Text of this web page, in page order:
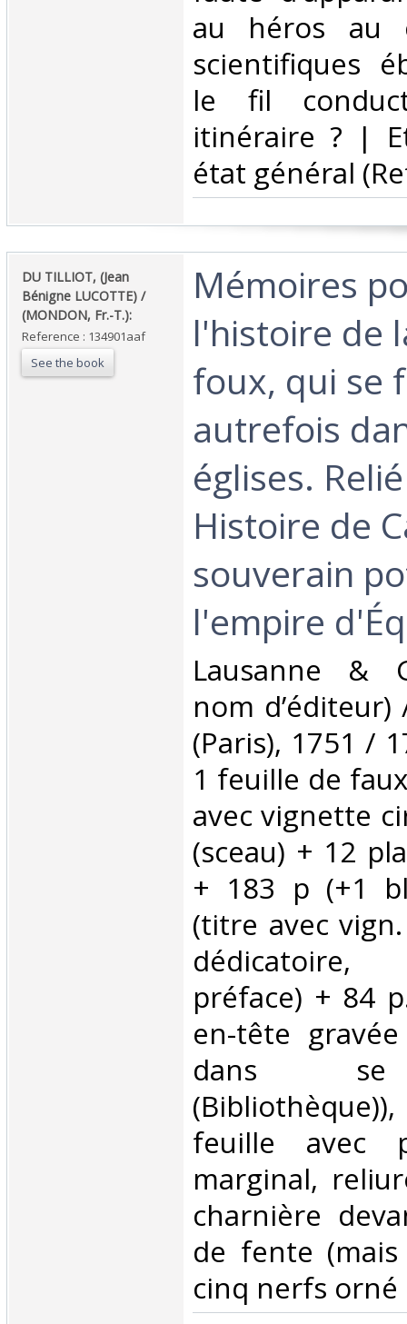
au héros au
scientifiques
le fil
itinéraire ? |
état général
‎DU TILLIOT, (Jean
Bénigne LUCOTTE) /
(MONDON, Fr.-T.):‎
Reference : 134901aaf
See the book
‎Mémoires
l'histoire de
foux, qui se
autrefois
églises.
Histoire de
souverain
l'empire
‎Lausanne &
nom
(Paris), 1751 /
1 feuille de
avec vignette
(sceau) + 12
+ 183 p (+1
(titre avec
dédicatoire,
préface) + 84
en-tête
dans se
feuille avec
marginal,
charnière
de fente
cinq nerfs orné